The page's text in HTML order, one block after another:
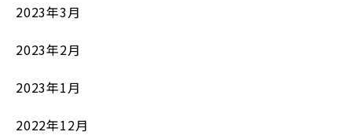
2023年3月
2023年2月
2023年1月
2022年12月